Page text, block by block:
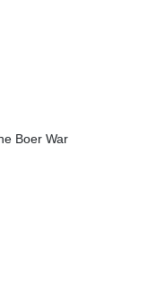
Boer War